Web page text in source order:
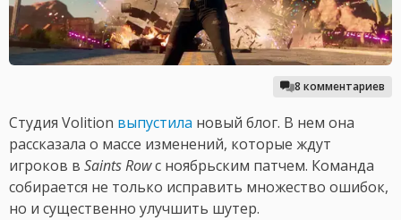
8 комментариев
Студия Volition выпустила новый блог. В нем она
рассказала о массе изменений, которые ждут
игроков в Saints Rowс ноябрьским патчем. Команда
собирается не только исправить множество ошибок,
но и существенно улучшить шутер.